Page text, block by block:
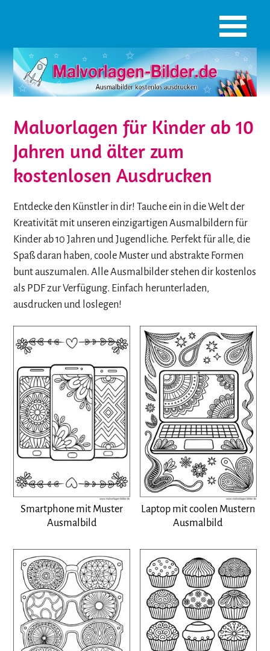
Malvorlagen für Kinder ab 10
Jahren und älter zum
kostenlosen Ausdrucken
Entdecke den Künstler in dir! Tauche ein in die Welt der
Kreativität mit unseren einzigartigen Ausmalbildern für
Kinder ab 10 Jahren und Jugendliche. Perfekt für alle, die
Spaß daran haben, coole Muster und abstrakte Formen
bunt auszumalen. Alle Ausmalbilder stehen dir kostenlos
als PDF zur Verfügung. Einfach herunterladen,
ausdrucken und loslegen!
Smartphone mit Muster
Ausmalbild
Laptop mit coolen Mustern
Ausmalbild